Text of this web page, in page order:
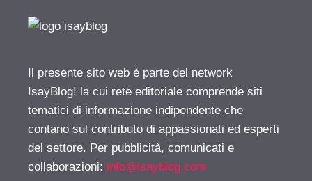
Il presente sito web è parte del network
IsayBlog! la cui rete editoriale comprende siti
tematici di informazione indipendente che
contano sul contributo di appassionati ed esperti
del settore. Per pubblicità, comunicati e
collaborazioni: info@isayblog.com